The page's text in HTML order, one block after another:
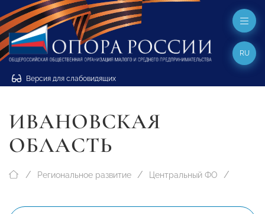
Версия для слабовидящих
RU
ИВАНОВСКАЯ
ОБЛАСТЬ
Региональное развитие Центральный ФО